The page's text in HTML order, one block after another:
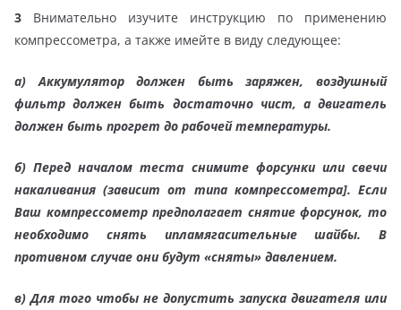
3 Внимательно изучите инструкцию по применению
компрессометра, а также имейте в виду следующее:
а)
Аккумулятор должен быть заряжен, воздушный
фильтр должен быть достаточно чист, а двигатель
должен быть прогрет до рабочей температуры.
б) Перед началом теста снимите форсунки или свечи
накаливания (зависит от типа компрессометра]. Если
Ваш компрессометр предполагает снятие форсунок, то
необходимо снять ипламягасительные шайбы. В
противном случае они будут «сняты» давлением.
в) Для того чтобы не допустить запуска двигателя или